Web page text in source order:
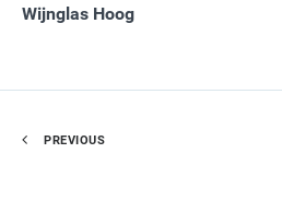
Wijnglas Hoog
PREVIOUS